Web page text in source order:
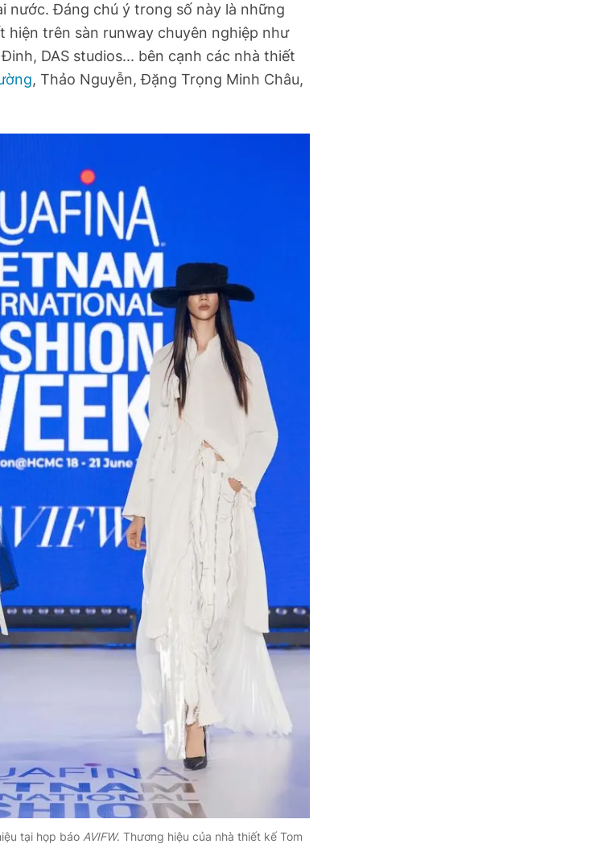
nước. Đáng chú ý trong số này là những
hiện trên sàn runway chuyên nghiệp như
DAS studios... bên cạnh các nhà thiết
, Thảo Nguyễn, Đặng Trọng Minh Châu,
tại họp báo AVIFW. Thương hiệu của nhà thiết kế Tom